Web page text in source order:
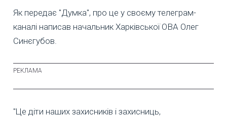
Як передає "Думка", про це у своєму телеграм-
каналі написав начальник Харківської ОВА Олег
Синєгубов.
"Це діти наших захисників і захисниць,